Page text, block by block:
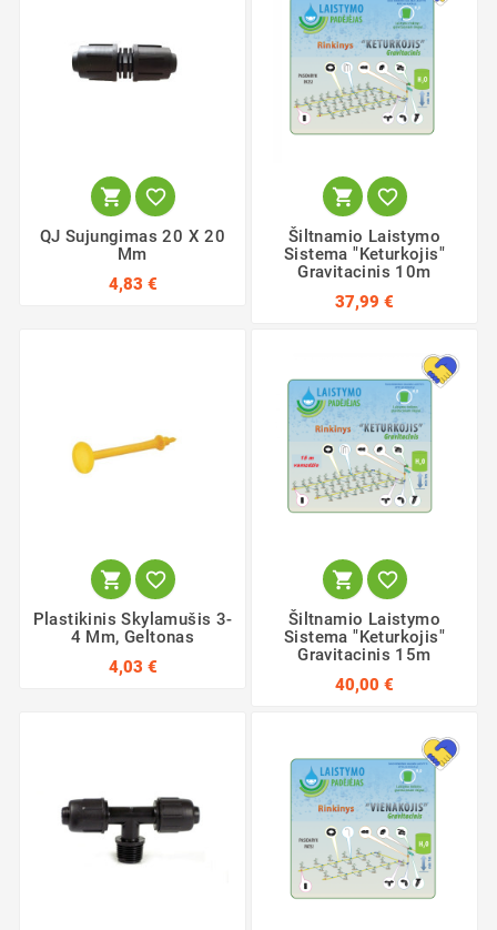
 
QJ Sujungimas 20 X 20
Mm
4,83 €
 
Šiltnamio Laistymo
Sistema "Keturkojis"
Gravitacinis 10m
37,99 €
 
Plastikinis Skylamušis 3-
4 Mm, Geltonas
4,03 €
 
Šiltnamio Laistymo
Sistema "Keturkojis"
Gravitacinis 15m
40,00 €